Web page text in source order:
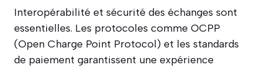
Interopérabilité et sécurité des échanges sont
essentielles. Les protocoles comme OCPP
(Open Charge Point Protocol) et les standards
de paiement garantissent une expérience